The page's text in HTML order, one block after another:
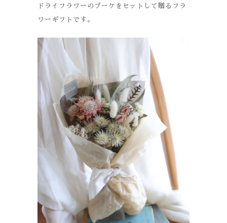
ドライフラワーのブーケをセットして贈るフラ
ワーギフトです。